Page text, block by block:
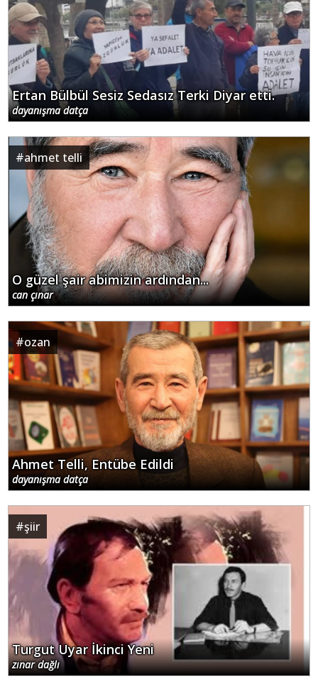
Ertan Bülbül Sesiz Sedasız Terki Diyar etti.
dayanışma datça
#ahmet telli
O güzel şair abimizin ardından...
can çınar
#ozan
Ahmet Telli, Entübe Edildi
dayanışma datça
#şiir
Turgut Uyar İkinci Yeni
zınar dağlı